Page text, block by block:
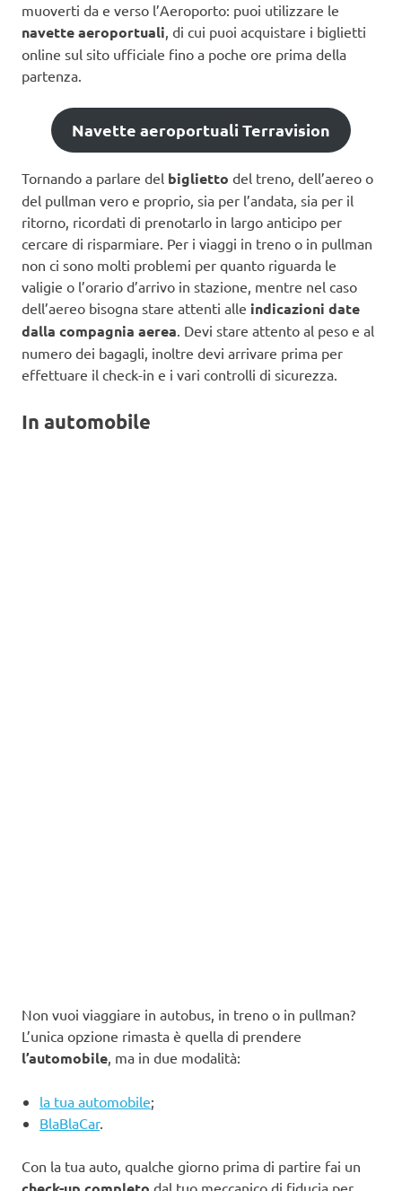
muoverti da e verso l’Aeroporto: puoi utilizzare le
navette aeroportuali, di cui puoi acquistare i biglietti
online sul sito ufficiale fino a poche ore prima della
partenza.
Navette aeroportuali Terravision
Tornando a parlare del biglietto del treno, dell’aereo o
del pullman vero e proprio, sia per l’andata, sia per il
ritorno, ricordati di prenotarlo in largo anticipo per
cercare di risparmiare. Per i viaggi in treno o in pullman
non ci sono molti problemi per quanto riguarda le
valigie o l’orario d’arrivo in stazione, mentre nel caso
dell’aereo bisogna stare attenti alle indicazioni date
dalla compagnia aerea . Devi stare attento al peso e al
numero dei bagagli, inoltre devi arrivare prima per
effettuare il check-in e i vari controlli di sicurezza.
In automobile
Non vuoi viaggiare in autobus, in treno o in pullman?
L’unica opzione rimasta è quella di prendere
l’automobile, ma in due modalità:
la tua automobile;
BlaBlaCar.
Con la tua auto, qualche giorno prima di partire fai un